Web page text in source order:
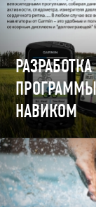
НАВИКОМ